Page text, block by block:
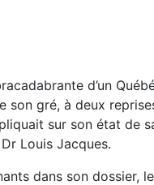
vaut
d’un
gré, à deux
sur son état de
Louis Jacques.
dans son dossier,